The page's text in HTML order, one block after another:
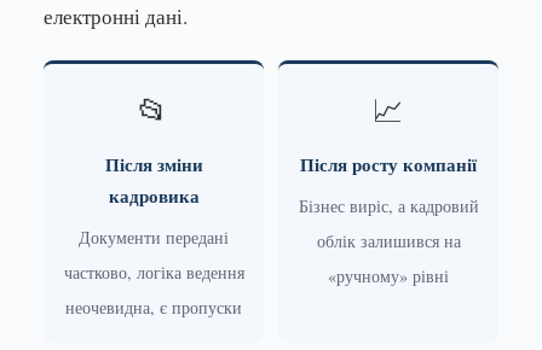
електронні дані.
📂
Після зміни
кадровика
Документи передані
частково, логіка ведення
неочевидна, є пропуски
📈
Після росту компанії
Бізнес виріс, а кадровий
облік залишився на
«ручному» рівні